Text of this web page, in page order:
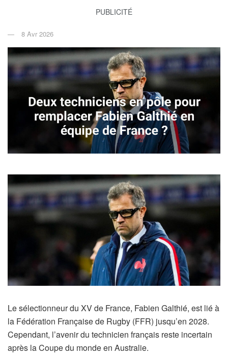
PUBLICITÉ
8 Avr 2026
Le sélectionneur du XV de France, Fabien Galthié, est lié à
la Fédération Française de Rugby (FFR) jusqu’en 2028.
Cependant, l’avenir du technicien français reste incertain
après la Coupe du monde en Australie.